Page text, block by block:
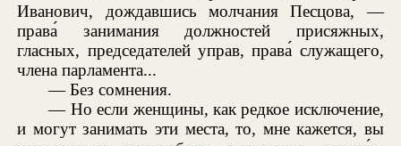
Иванович, дождавшись молчания Песцова, —
права́ занимания должностей присяжных,
гласных, председателей управ, права́ служащего,
члена парламента...
— Без сомнения.
— Но если женщины, как редкое исключение,
и могут занимать эти места, то, мне кажется, вы